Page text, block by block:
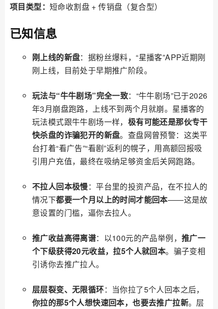
项目类型： 短命收割盘 + 传销盘（复合型）
已知信息
刚上线的新盘：据粉丝爆料，“星播客”APP近期刚
刚上线，目前处于早期推广阶段。
玩法与“牛牛剧场”完全一致：“牛牛剧场”已于2026
年3月崩盘跑路，上线不到两个月就崩。星播客的
玩法模式跟牛牛剧场一样， 极有可能还是那伙专干
快杀盘的诈骗犯开的新盘。查盘网曾预警：这类平
台打着“看广告”“看剧”返利的幌子，用高额回报吸
引用户充值，最终在吸纳足够资金后关网跑路。
不拉人回本极慢：平台里的投资产品，在不拉人的
情况下都要一个月以上的时间才能回本——这是故
意设置的门槛，逼你去拉人。
推广收益高得离谱：以100元的产品举例，推广一
个下级获得20元收益，拉5个人就回本。骗子变相
引诱你去推广拉人。
层层裂变、无限循环：当你拉了5个人回本之后，
你拉的那5个人想快速回本，也要去推广拉新。层